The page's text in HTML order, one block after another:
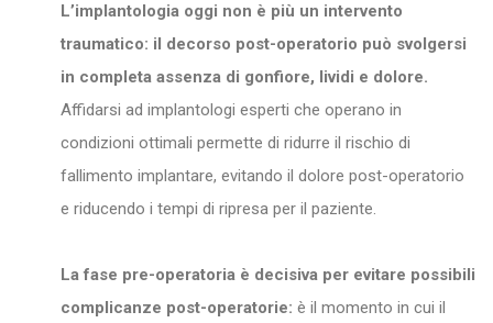
L’implantologia oggi non è più un intervento
traumatico: il decorso post-operatorio può svolgersi
in completa assenza di gonfiore, lividi e dolore.
Affidarsi ad implantologi esperti che operano in
condizioni ottimali permette di ridurre il rischio di
fallimento implantare, evitando il dolore post-operatorio
e riducendo i tempi di ripresa per il paziente.
La fase pre-operatoria è decisiva per evitare possibili
complicanze post-operatorie: è il momento in cui il